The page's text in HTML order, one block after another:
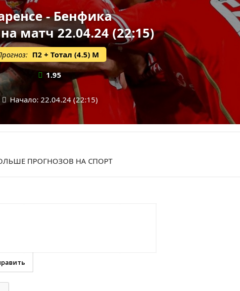
- Бенфика
матч 22.04.24 (22:15)
П2 + Тотал (4.5) М
1.95
Начало: 22.04.24 (22:15)
ПРОГНОЗОВ НА СПОРТ